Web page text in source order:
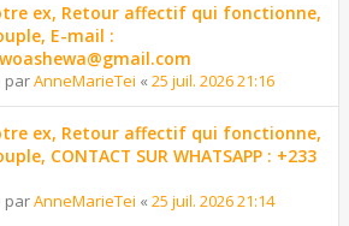
ex, Retour affectif qui fonctionne,
E-mail :
parAnneMarieTei « 25 juil. 2026 21:16
ex, Retour affectif qui fonctionne,
CONTACT SUR WHATSAPP : +233
parAnneMarieTei « 25 juil. 2026 21:14